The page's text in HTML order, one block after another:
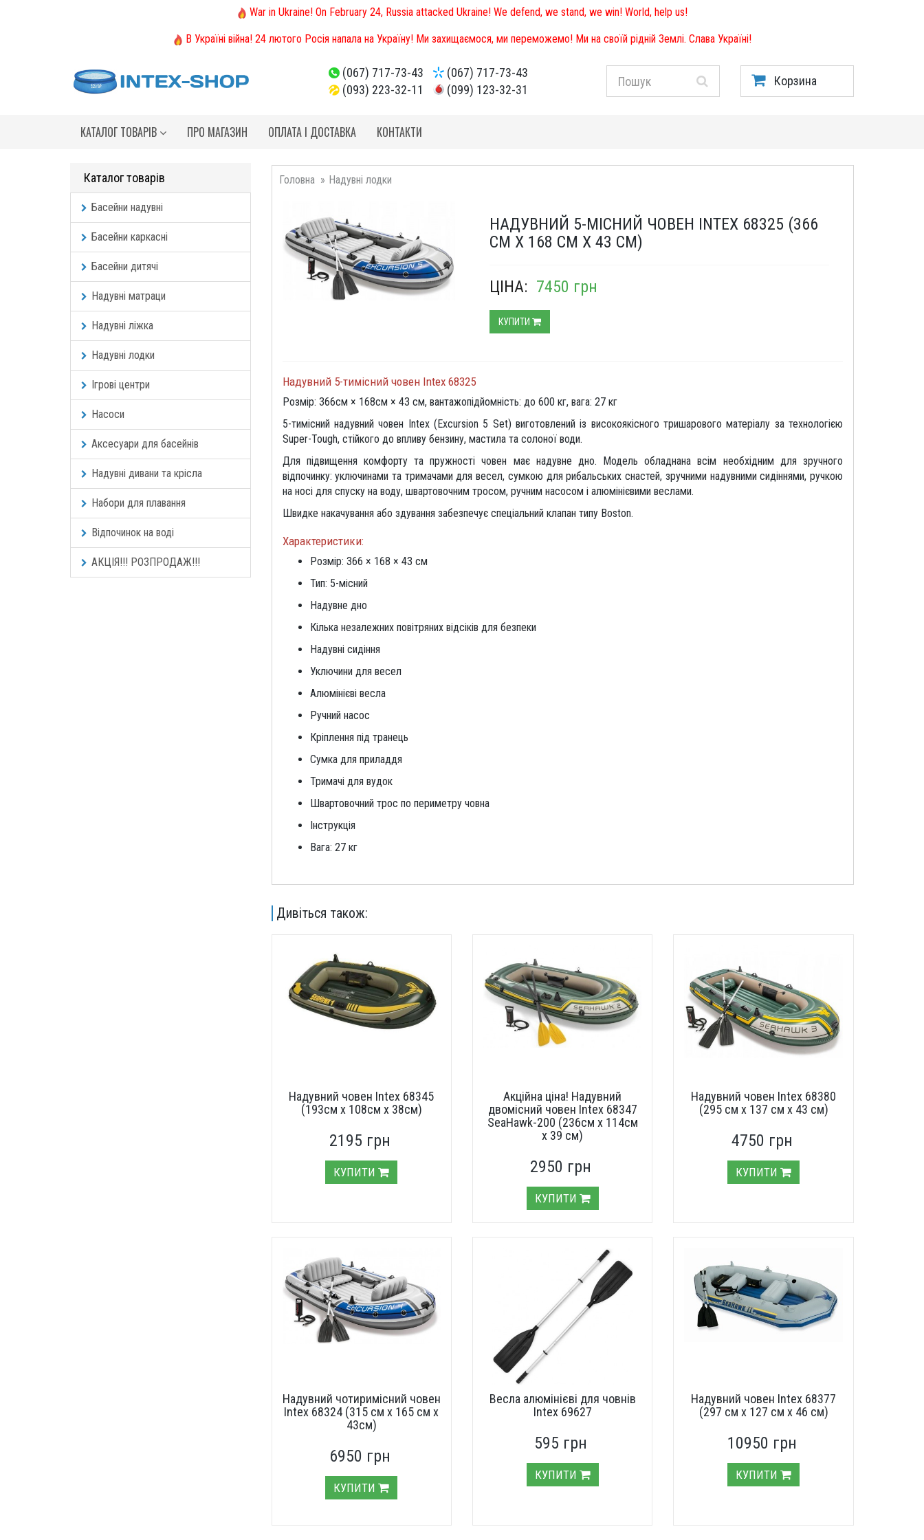
War in Ukraine! On February 24, Russia attacked Ukraine! We defend, we stand, we win! World, help us!
В Україні війна! 24 лютого Росія напала на Україну! Ми захищаємося, ми переможемо! Ми на своїй рідній Землі. Слава Україні!
(067) 717-73-43
(067) 717-73-43
(093) 223-32-11
(099) 123-32-31
Корзина
КАТАЛОГ ТОВАРІВ ПРО МАГАЗИН ОПЛАТА І ДОСТАВКА КОНТАКТИ
Каталог товарів
Басейни надувні
Басейни каркасні
Басейни дитячі
Надувні матраци
Надувні ліжка
Надувні лодки
Ігрові центри
Насоси
Аксесуари для басейнів
Надувні дивани та крісла
Набори для плавання
Відпочинок на воді
АКЦІЯ!!! РОЗПРОДАЖ!!!
Головна Надувні лодки
НАДУВНИЙ 5-МІСНИЙ ЧОВЕН INTEX 68325 (366
СМ Х 168 СМ Х 43 СМ)
ЦІНА: 7450 грн
КУПИТИ
Надувний 5-тимісний човен Intex 68325
Розмір: 366см × 168см × 43 см, вантажопідйомність: до 600 кг, вага: 27 кг
5-тимісний надувний човен Intex (Excursion 5 Set) виготовлений із високоякісного тришарового матеріалу за технологією
Super-Tough, стійкого до впливу бензину, мастила та солоної води.
Для підвищення комфорту та пружності човен має надувне дно. Модель обладнана всім необхідним для зручного
відпочинку: уключинами та тримачами для весел, сумкою для рибальських снастей, зручними надувними сидіннями, ручкою
на носі для спуску на воду, швартовочним тросом, ручним насосом і алюмінієвими веслами.
Швидке накачування або здування забезпечує спеціальний клапан типу Boston.
Характеристики:
Розмір: 366 × 168 × 43 см
Тип: 5-місний
Надувне дно
Кілька незалежних повітряних відсіків для безпеки
Надувні сидіння
Уключини для весел
Алюмінієві весла
Ручний насос
Кріплення під транець
Сумка для приладдя
Тримачі для вудок
Швартовочний трос по периметру човна
Інструкція
Вага: 27 кг
Дивіться також:
Надувний човен Intex 68345
(193см х 108см х 38см)
2195 грн
КУПИТИ
Акційна ціна! Надувний
двомісний човен Intex 68347
SeaHawk-200 (236см х 114см
x 39 см)
2950 грн
КУПИТИ
Надувний човен Intex 68380
(295 см х 137 см х 43 см)
4750 грн
КУПИТИ
Надувний чотиримісний човен
Intex 68324 (315 см х 165 см х
43см)
6950 грн
КУПИТИ
Весла алюмінієві для човнів
Intex 69627
595 грн
КУПИТИ
Надувний човен Intex 68377
(297 см х 127 см х 46 см)
10950 грн
КУПИТИ